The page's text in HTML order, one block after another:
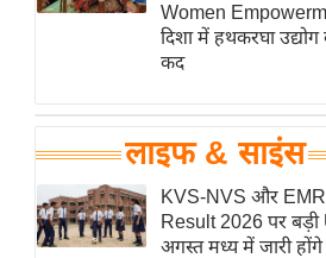
टेक्नॉलॉजी
ब्यूटी/फैशन
पर्यटन स्थल
फिटनेस मंत्रा
रिलेशनशिप
राजनीति
Women
दिशा में हथकरघा उद्योग
कद
लाइफ & साइंस
KVS-NVS और
Result 2026 पर बड़ी
अगस्त मध्य में जारी